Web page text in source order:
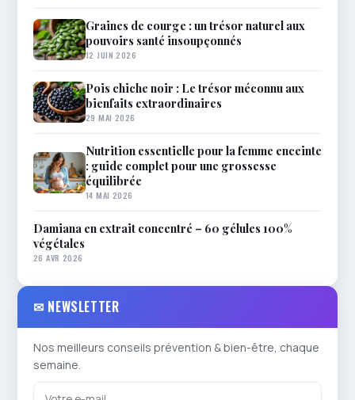
Graines de courge : un trésor naturel aux
pouvoirs santé insoupçonnés
12 JUIN 2026
Pois chiche noir : Le trésor méconnu aux
bienfaits extraordinaires
29 MAI 2026
Nutrition essentielle pour la femme enceinte
: guide complet pour une grossesse
équilibrée
14 MAI 2026
Damiana en extrait concentré – 60 gélules 100%
végétales
26 AVR 2026
✉ NEWSLETTER
Nos meilleurs conseils prévention & bien-être, chaque
semaine.